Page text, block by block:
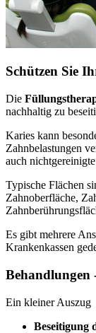
Schützen Sie
Die
nachhaltig zu
Karies kann
Zahnbelastungen
auch
Typische Flächen
Zahnoberfläche,
Es gibt mehrere
Krankenkassen
Behandlungen
Ein kleiner Auszug
Beseitigung